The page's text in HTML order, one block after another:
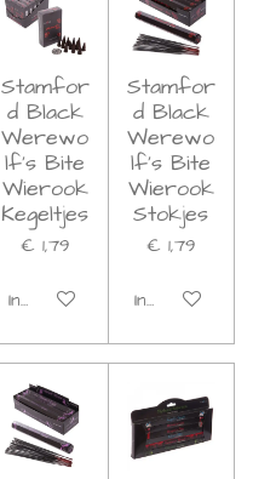
Stamfor
d Black
Werewo
lf's Bite
Wierook
Kegeltjes
€ 1,79
In winkelwagen
Stamfor
d Black
Werewo
lf's Bite
Wierook
Stokjes
€ 1,79
In